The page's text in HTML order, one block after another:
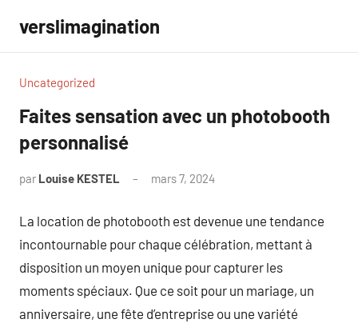
contenu
verslimagination
Uncategorized
Faites sensation avec un photobooth
personnalisé
par Louise KESTEL mars 7, 2024
La location de photobooth est devenue une tendance
incontournable pour chaque célébration, mettant à
disposition un moyen unique pour capturer les
moments spéciaux. Que ce soit pour un mariage, un
anniversaire, une fête d’entreprise ou une variété